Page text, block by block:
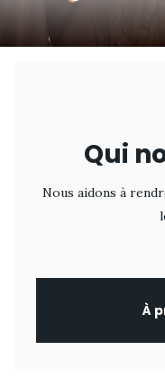
Qui
Nous aidons à
À